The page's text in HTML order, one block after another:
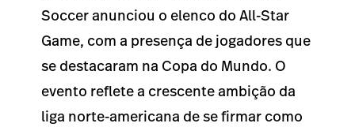
Soccer anunciou o elenco do All-Star
Game, com a presença de jogadores que
se destacaram na Copa do Mundo. O
evento reflete a crescente ambição da
liga norte-americana de se firmar como